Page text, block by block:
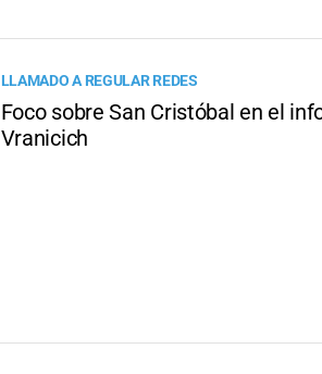
LLAMADO A REGULAR REDES
Foco sobre San Cristóbal en el
Vranicich